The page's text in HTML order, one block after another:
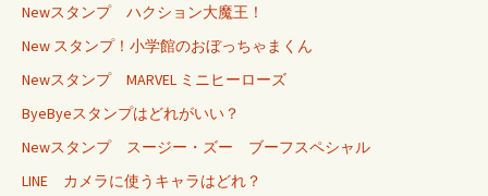
Newスタンプ ハクション大魔王！
New スタンプ！小学館のおぼっちゃまくん
Newスタンプ MARVEL ミニヒーローズ
ByeByeスタンプはどれがいい？
Newスタンプ スージー・ズー ブーフスペシャル
LINE カメラに使うキャラはどれ？